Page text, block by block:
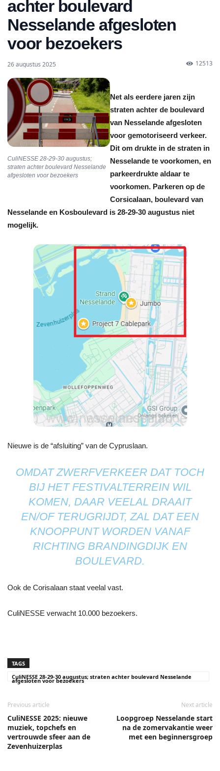
achter boulevard
Nesselande afgesloten
voor bezoekers
26 augustus 2025 12513
CuliNESSE 28-29-30 augustus;
straten achter boulevard Nesselande
afgesloten voor bezoekers
Net als eerdere jaren zijn
straten achter de boulevard
van Nesselande afgesloten
voor gemotoriseerd verkeer.
Dit om drukte in de straten in
Nesselande te voorkomen, en
parkeerdrukte aldaar te
voorkomen. Parkeren op de
Corsicalaan, boulevard van
Nesselande en Kosboulevard is 28-29-30 augustus niet
mogelijk.
Nieuwe is de “afsluiting” van de Cypruslaan.
OMDAT ZWERFVERKEER DAT TOCH
BIJ HET FESTIVALTERREIN WIL
KOMEN, DAAR VEELAL DRAAIT
EN/OF TERUGRIJDT, ZAL DAT EEN
KNOOPPUNT WORDEN VANAF
RICHTING BRANDINGDIJK EN
BOULEVARD.
Ook de Corisalaan staat veelal vast.
CuliNESSE verwacht 10.000 bezoekers.
TAGS
CuliNESSE 28-29-30 augustus; straten achter boulevard Nesselande
afgesloten voor bezoekers
Previous article
CuliNESSE 2025: nieuwe
muziek, topchefs en
vertrouwde sfeer aan de
Zevenhuizerplas
Next article
Loopgroep Nesselande start
na de zomervakantie weer
met een beginnersgroep